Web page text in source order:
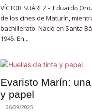
VÍCTOR SUÁREZ - Eduardo
de los cines de Maturín,
bachillerato. Nació en Santa
1945. En...
Evaristo Marín:
y papel
- 26/09/2025